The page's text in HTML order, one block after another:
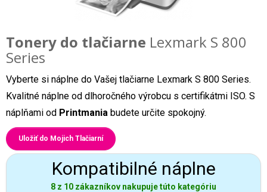
Tonery do tlačiarne Lexmark S 800
Series
Vyberte si náplne do Vašej tlačiarne Lexmark S 800 Series.
Kvalitné náplne od dlhoročného výrobcu s certifikátmi ISO. S
náplňami od Printmania budete určite spokojný.
Uložiť do Mojich Tlačiarní
Kompatibilné náplne
8 z 10 zákazníkov nakupuje túto kategóriu